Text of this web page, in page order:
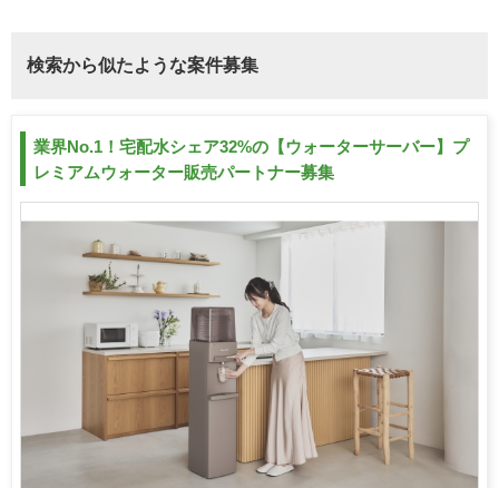
検索から似たような案件募集
業界No.1！宅配水シェア32%の【ウォーターサーバー】プ
レミアムウォーター販売パートナー募集